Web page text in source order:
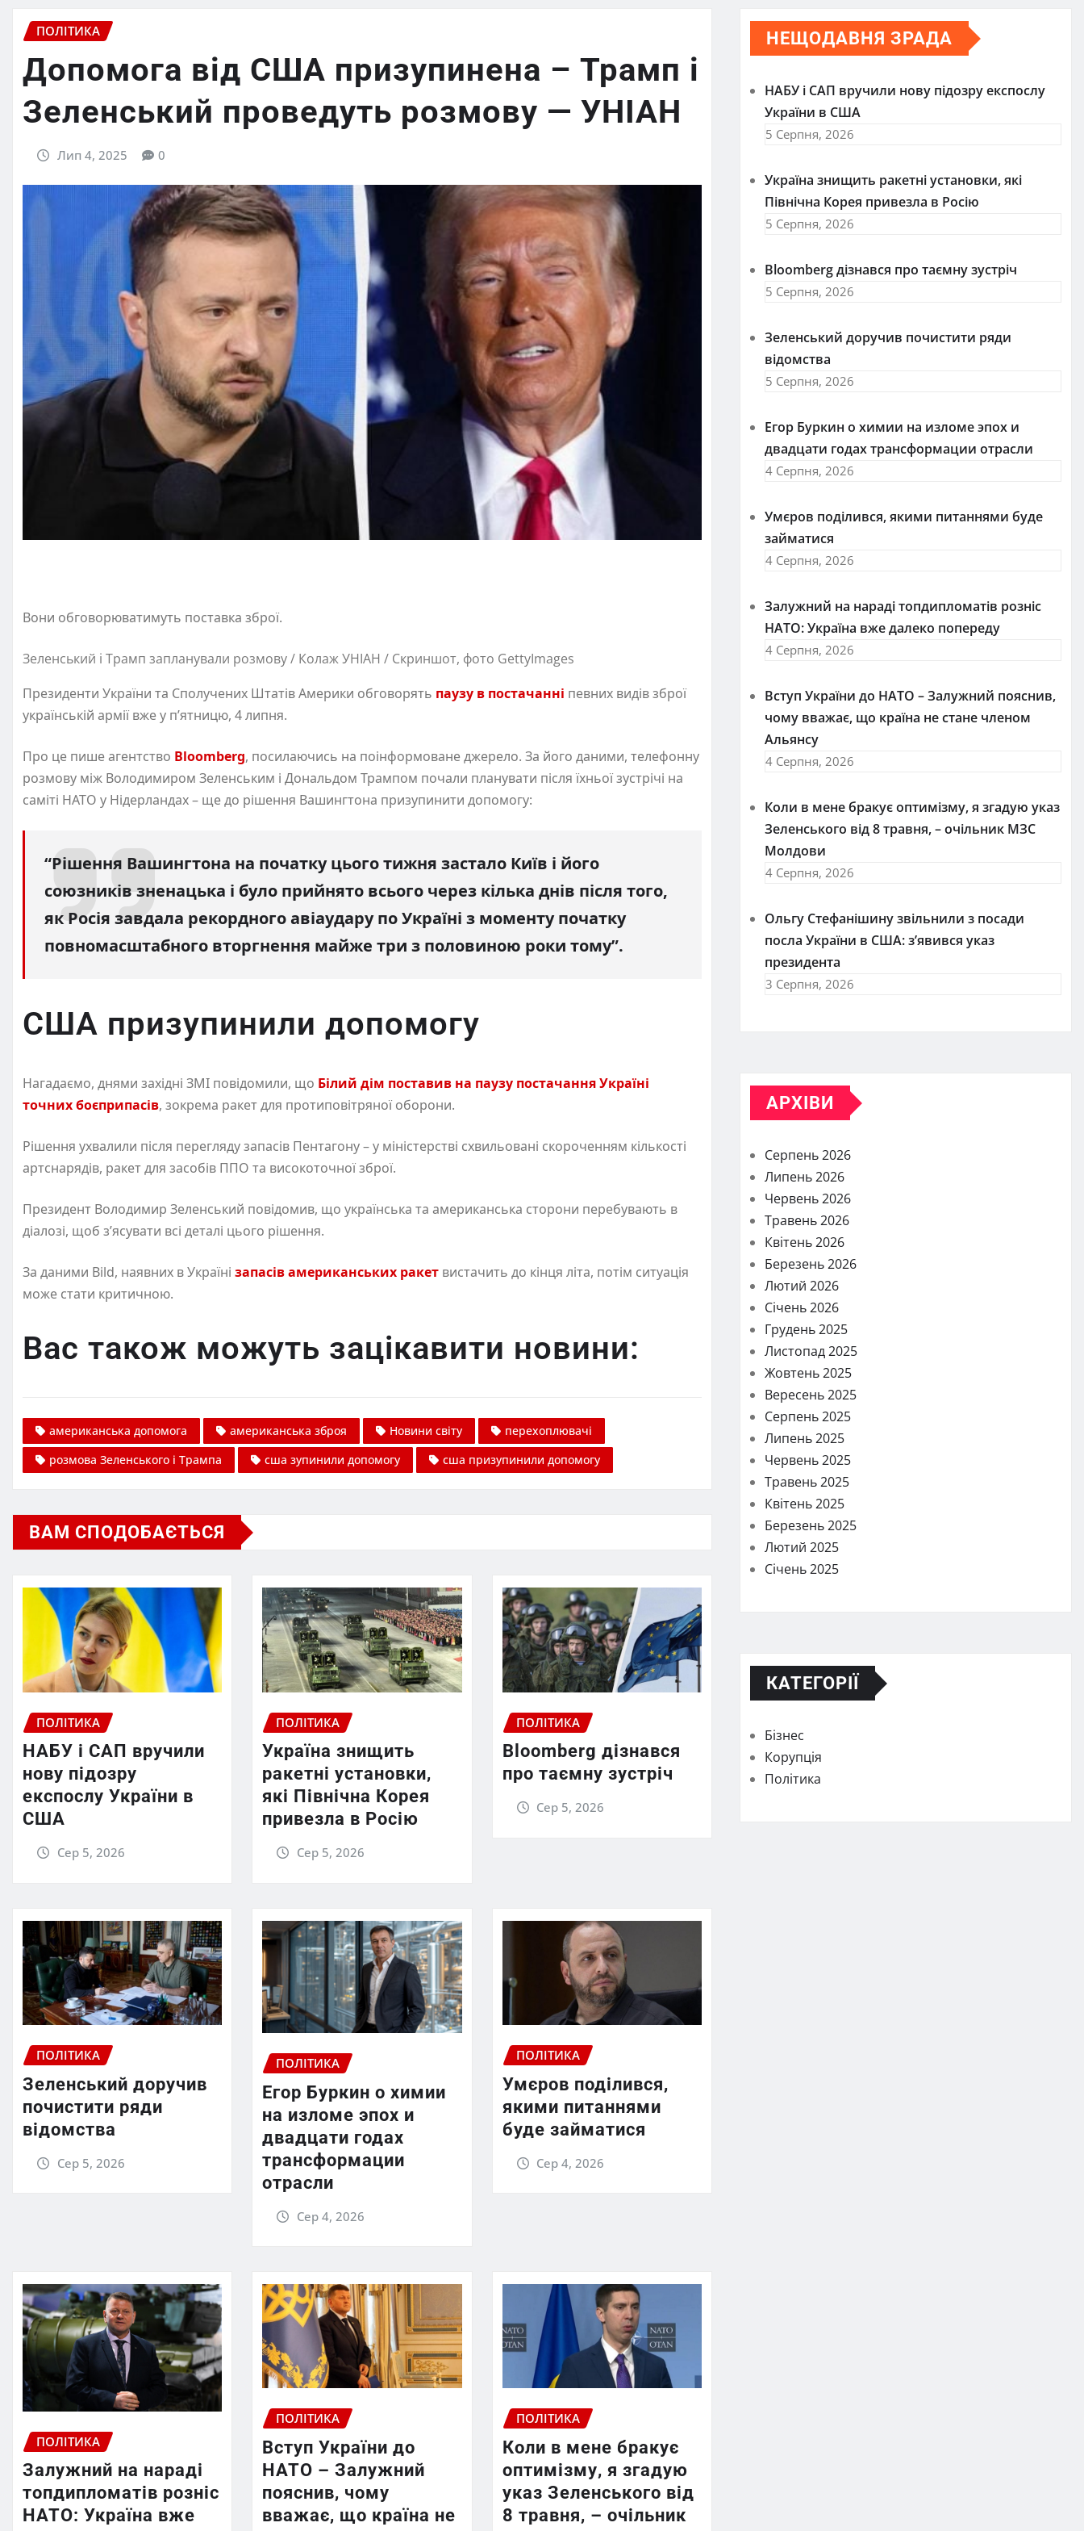
ПОЛІТИКА
Допомога від США призупинена – Трамп і
Зеленський проведуть розмову — УНІАН
Лип 4, 2025 0
Вони обговорюватимуть поставка зброї.
Зеленський і Трамп запланували розмову / Колаж УНІАН / Скриншот, фото GettyImages
Президенти України та Сполучених Штатів Америки обговорять паузу в постачанні певних видів зброї
українській армії вже у п’ятницю, 4 липня.
Про це пише агентство Bloomberg, посилаючись на поінформоване джерело. За його даними, телефонну
розмову між Володимиром Зеленським і Дональдом Трампом почали планувати після їхньої зустрічі на
саміті НАТО у Нідерландах – ще до рішення Вашингтона призупинити допомогу:
“Рішення Вашингтона на початку цього тижня застало Київ і його
союзників зненацька і було прийнято всього через кілька днів після того,
як Росія завдала рекордного авіаудару по Україні з моменту початку
повномасштабного вторгнення майже три з половиною роки тому”.
США призупинили допомогу
Нагадаємо, днями західні ЗМІ повідомили, що Білий дім поставив на паузу постачання Україні
точних боєприпасів, зокрема ракет для протиповітряної оборони.
Рішення ухвалили після перегляду запасів Пентагону – у міністерстві схвильовані скороченням кількості
артснарядів, ракет для засобів ППО та високоточної зброї.
Президент Володимир Зеленський повідомив, що українська та американська сторони перебувають в
діалозі, щоб з’ясувати всі деталі цього рішення.
За даними Bild, наявних в Україні запасів американських ракет вистачить до кінця літа, потім ситуація
може стати критичною.
Вас також можуть зацікавити новини:
американська допомога американська зброя Новини світу
перехоплювачі
розмова Зеленського і Трампа
сша зупинили допомогу сша призупинили допомогу
ВАМ СПОДОБАЄТЬСЯ
ПОЛІТИКА
НАБУ і САП вручили
нову підозру
експослу України в
США
Сер 5, 2026
ПОЛІТИКА
Україна знищить
ракетні установки,
які Північна Корея
привезла в Росію
Сер 5, 2026
ПОЛІТИКА
Bloomberg дізнався
про таємну зустріч
Сер 5, 2026
ПОЛІТИКА
Зеленський доручив
почистити ряди
відомства
Сер 5, 2026
ПОЛІТИКА
Егор Буркин о химии
на изломе эпох и
двадцати годах
трансформации
отрасли
Сер 4, 2026
ПОЛІТИКА
Умєров поділився,
якими питаннями
буде займатися
Сер 4, 2026
ПОЛІТИКА
Залужний на нараді
топдипломатів розніс
НАТО: Україна вже
ПОЛІТИКА
Вступ України до
НАТО – Залужний
пояснив, чому
вважає, що країна не
ПОЛІТИКА
Коли в мене бракує
оптимізму, я згадую
указ Зеленського від
8 травня, – очільник
НЕЩОДАВНЯ ЗРАДА
НАБУ і САП вручили нову підозру експослу
України в США
5 Серпня, 2026
Україна знищить ракетні установки, які
Північна Корея привезла в Росію
5 Серпня, 2026
Bloomberg дізнався про таємну зустріч
5 Серпня, 2026
Зеленський доручив почистити ряди
відомства
5 Серпня, 2026
Егор Буркин о химии на изломе эпох и
двадцати годах трансформации отрасли
4 Серпня, 2026
Умєров поділився, якими питаннями буде
займатися
4 Серпня, 2026
Залужний на нараді топдипломатів розніс
НАТО: Україна вже далеко попереду
4 Серпня, 2026
Вступ України до НАТО – Залужний пояснив,
чому вважає, що країна не стане членом
Альянсу
4 Серпня, 2026
Коли в мене бракує оптимізму, я згадую указ
Зеленського від 8 травня, – очільник МЗС
Молдови
4 Серпня, 2026
Ольгу Стефанішину звільнили з посади
посла України в США: з’явився указ
президента
3 Серпня, 2026
АРХІВИ
Серпень 2026
Липень 2026
Червень 2026
Травень 2026
Квітень 2026
Березень 2026
Лютий 2026
Січень 2026
Грудень 2025
Листопад 2025
Жовтень 2025
Вересень 2025
Серпень 2025
Липень 2025
Червень 2025
Травень 2025
Квітень 2025
Березень 2025
Лютий 2025
Січень 2025
КАТЕГОРІЇ
Бізнес
Корупція
Політика